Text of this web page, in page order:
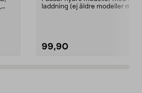
laddning (ej äldre modeller med
99,90